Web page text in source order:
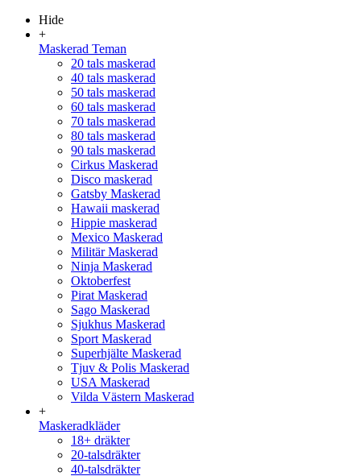
Hide
+
Maskerad Teman
20 tals maskerad
40 tals maskerad
50 tals maskerad
60 tals maskerad
70 tals maskerad
80 tals maskerad
90 tals maskerad
Cirkus Maskerad
Disco maskerad
Gatsby Maskerad
Hawaii maskerad
Hippie maskerad
Mexico Maskerad
Militär Maskerad
Ninja Maskerad
Oktoberfest
Pirat Maskerad
Sago Maskerad
Sjukhus Maskerad
Sport Maskerad
Superhjälte Maskerad
Tjuv & Polis Maskerad
USA Maskerad
Vilda Västern Maskerad
+
Maskeradkläder
18+ dräkter
20-talsdräkter
40-talsdräkter